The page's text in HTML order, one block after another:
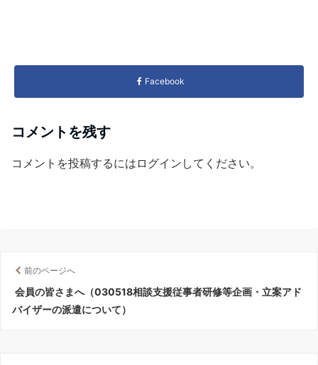
Facebook
コメントを残す
コメントを投稿するには ログイン してください。
前のページへ
会員の皆さまへ（030518相談支援従事者研修等企画・立案アド
バイザーの派遣について）